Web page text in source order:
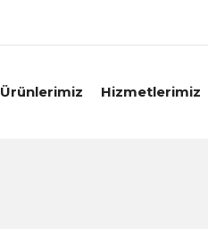
Ürünlerimiz Hizmetlerimiz